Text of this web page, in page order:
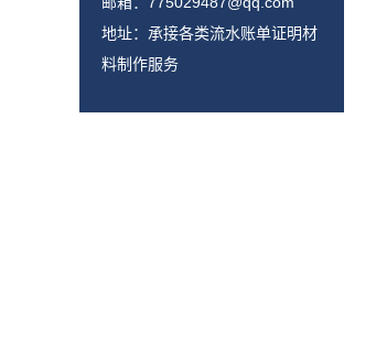
地址：承接各类流水账单证明材
料制作服务